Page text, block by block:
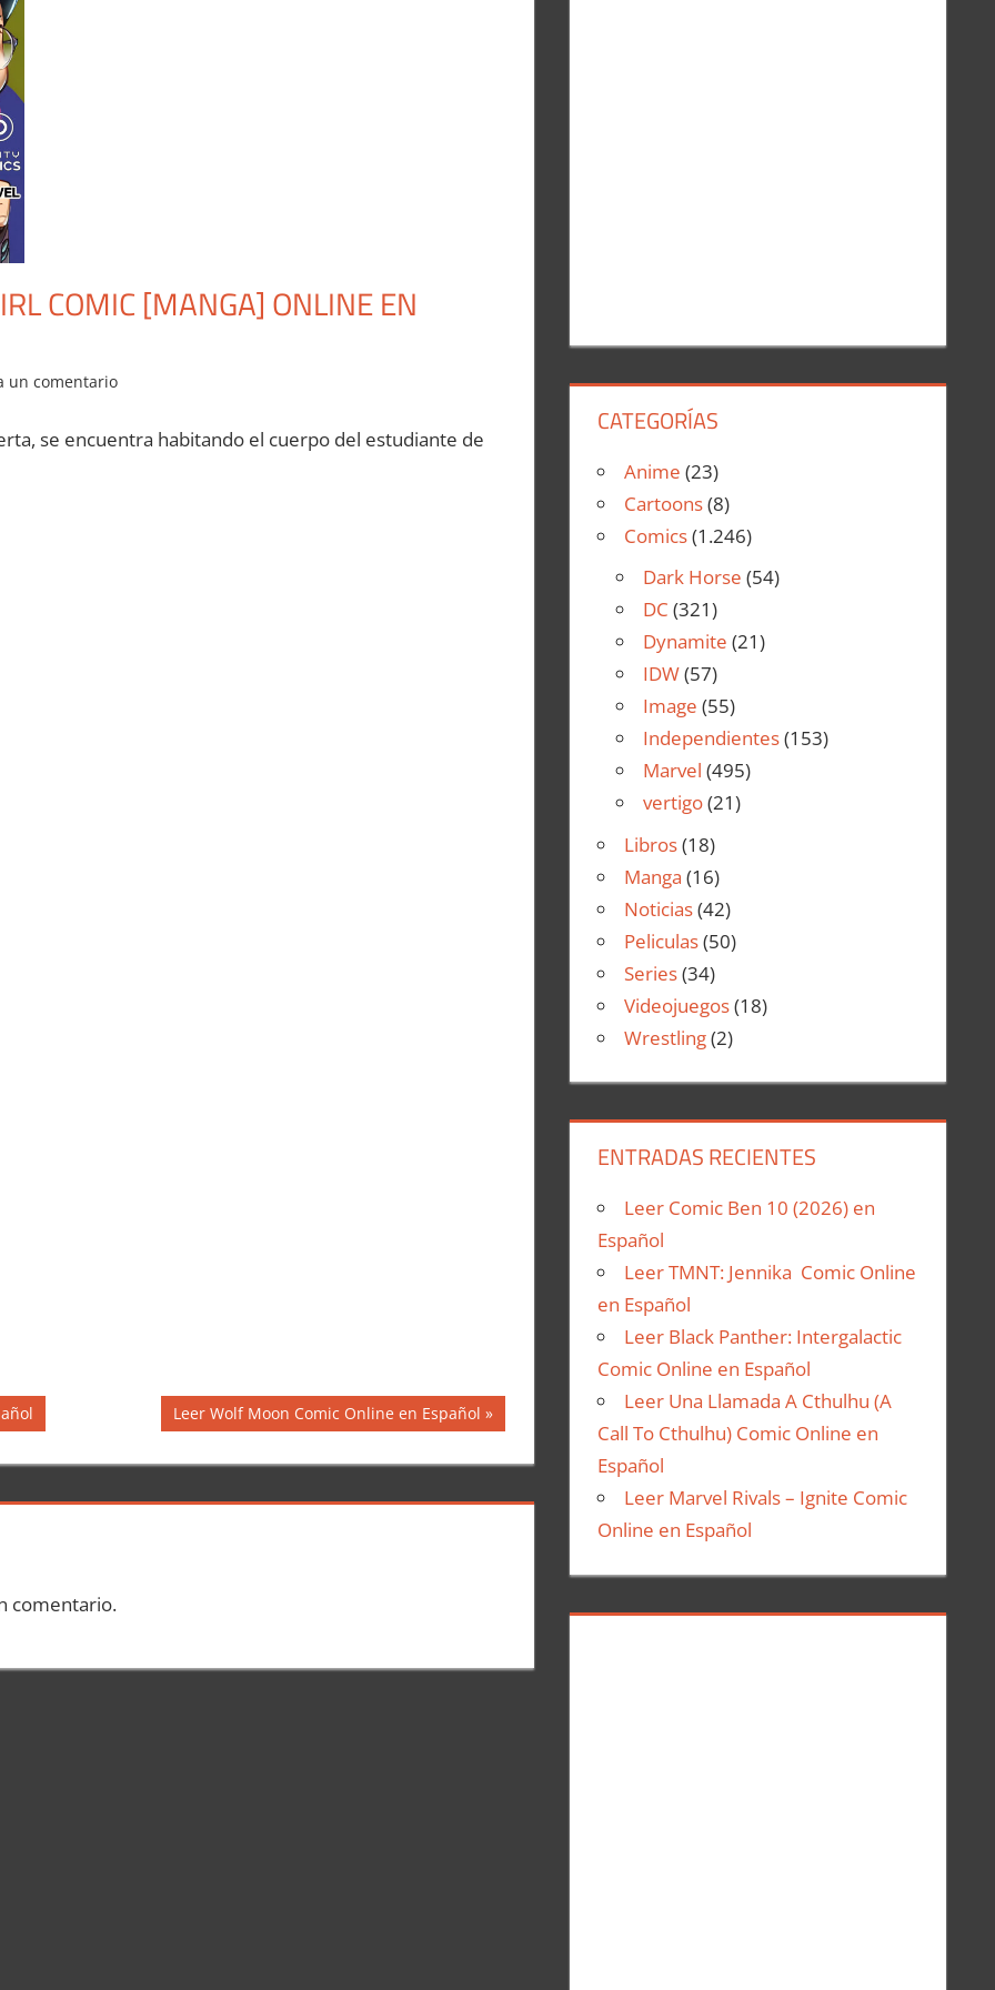
COMIC [MANGA] ONLINE EN
un comentario
se encuentra habitando el cuerpo del estudiante de
Siguiente
entrada:
Leer Wolf Moon Comic Online en Español
comentario.
CATEGORÍAS
Anime (23)
Cartoons(8)
Comics(1.246)
Dark Horse (54)
DC (321)
Dynamite (21)
IDW(57)
Image (55)
Independientes(153)
Marvel (495)
vertigo(21)
Libros(18)
Manga (16)
Noticias(42)
Peliculas(50)
Series(34)
Videojuegos(18)
Wrestling(2)
ENTRADAS RECIENTES
Leer Comic Ben 10 (2026) en
Español
Leer TMNT: Jennika Comic Online
en Español
Leer Black Panther: Intergalactic
Comic Online en Español
Leer Una Llamada A Cthulhu (A
Call To Cthulhu) Comic Online en
Español
Leer Marvel Rivals – Ignite Comic
Online en Español